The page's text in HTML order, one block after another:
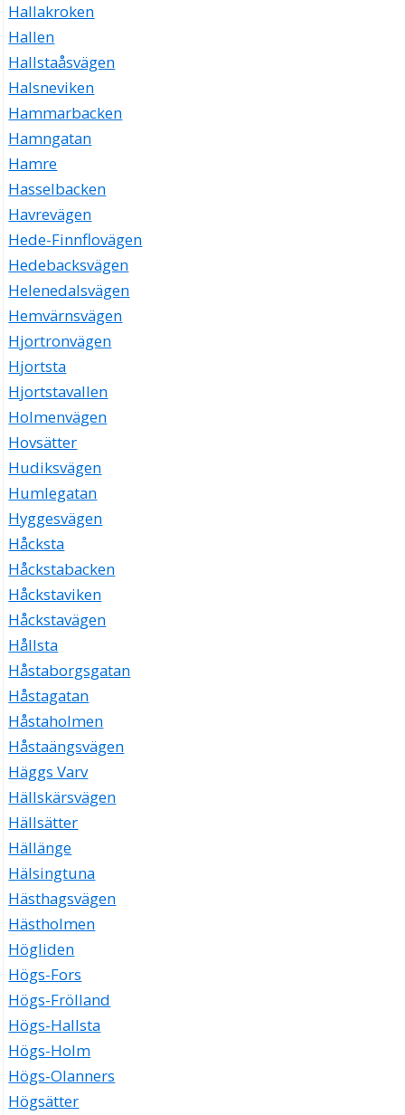
Hallakroken
Hallen
Hallstaåsvägen
Halsneviken
Hammarbacken
Hamngatan
Hamre
Hasselbacken
Havrevägen
Hede-Finnflovägen
Hedebacksvägen
Helenedalsvägen
Hemvärnsvägen
Hjortronvägen
Hjortsta
Hjortstavallen
Holmenvägen
Hovsätter
Hudiksvägen
Humlegatan
Hyggesvägen
Håcksta
Håckstabacken
Håckstaviken
Håckstavägen
Hållsta
Håstaborgsgatan
Håstagatan
Håstaholmen
Håstaängsvägen
Häggs Varv
Hällskärsvägen
Hällsätter
Hällänge
Hälsingtuna
Hästhagsvägen
Hästholmen
Högliden
Högs-Fors
Högs-Frölland
Högs-Hallsta
Högs-Holm
Högs-Olanners
Högsätter